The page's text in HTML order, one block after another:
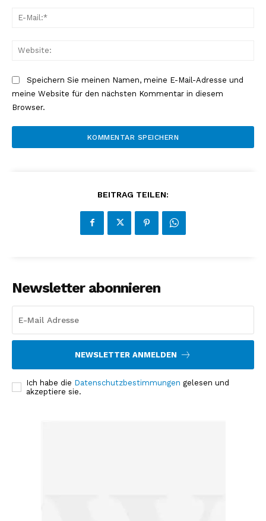
Speichern Sie meinen Namen, meine E-Mail-Adresse und
meine Website für den nächsten Kommentar in diesem
Browser.
BEITRAG TEILEN:
Newsletter abonnieren
NEWSLETTER ANMELDEN
Ich habe die Datenschutzbestimmungen gelesen und
akzeptiere sie.